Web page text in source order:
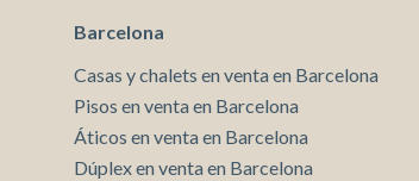
Barcelona
Casas y chalets en venta en Barcelona
Pisos en venta en Barcelona
Áticos en venta en Barcelona
Dúplex en venta en Barcelona